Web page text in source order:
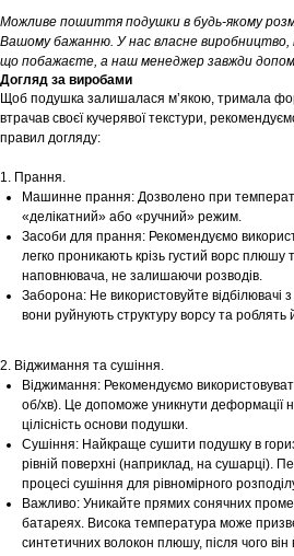
Можливе пошиття подушки в будь-якому
Вашому бажанню. У нас власне
що побажаєте, а наш менеджер завжди
Догляд за виробами
Щоб подушка залишалася м’якою, тримала
втрачав своєї кучерявої текстури,
правил догляду:
1. Прання.
Машинне прання: Дозволено при
«делікатний» або «ручний» режим.
Засоби для прання: Рекомендуємо
легко проникають крізь густий ворс плюшу
наповнювача, не залишаючи розводів.
Заборона: Не використовуйте відбілювачі
вони руйнують структуру ворсу та роблять
2. Віджимання та сушіння.
Віджимання: Рекомендуємо
об/хв). Це допоможе уникнути деформації
цілісність основи подушки.
Сушіння: Найкраще сушити подушку в
рівній поверхні (наприклад, на сушарці).
процесі сушіння для рівномірного
Важливо: Уникайте прямих сонячних
батареях. Висока температура може
синтетичних волокон плюшу, після чого він